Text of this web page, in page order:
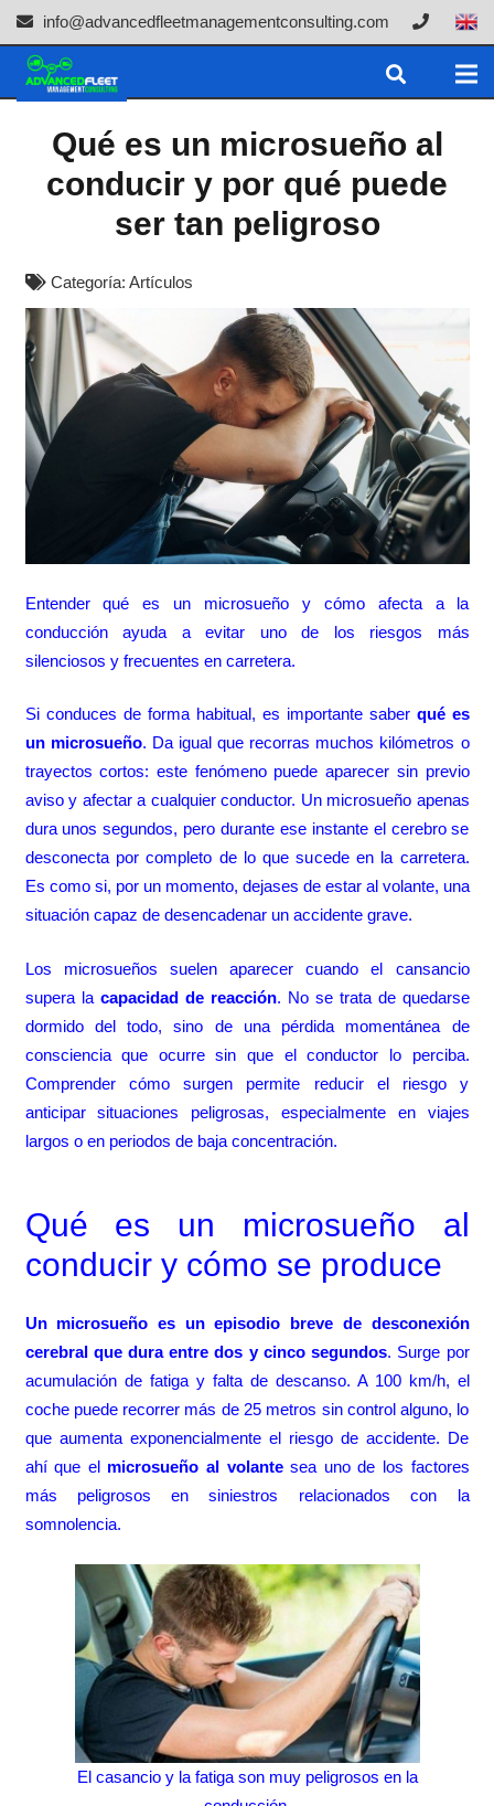
info@advancedfleetmanagementconsulting.com
Qué es un microsueño al
conducir y por qué puede
ser tan peligroso
Categoría: Artículos
Entender qué es un microsueño y cómo afecta a la
conducción ayuda a evitar uno de los riesgos más
silenciosos y frecuentes en carretera.
Si conduces de forma habitual, es importante saber qué es
un microsueño. Da igual que recorras muchos kilómetros o
trayectos cortos: este fenómeno puede aparecer sin previo
aviso y afectar a cualquier conductor. Un microsueño apenas
dura unos segundos, pero durante ese instante el cerebro se
desconecta por completo de lo que sucede en la carretera.
Es como si, por un momento, dejases de estar al volante, una
situación capaz de desencadenar un accidente grave.
Los microsueños suelen aparecer cuando el cansancio
supera la capacidad de reacción. No se trata de quedarse
dormido del todo, sino de una pérdida momentánea de
consciencia que ocurre sin que el conductor lo perciba.
Comprender cómo surgen permite reducir el riesgo y
anticipar situaciones peligrosas, especialmente en viajes
largos o en periodos de baja concentración.
Qué es un microsueño al
conducir y cómo se produce
Un microsueño es un episodio breve de desconexión
cerebral que dura entre dos y cinco segundos. Surge por
acumulación de fatiga y falta de descanso. A 100 km/h, el
coche puede recorrer más de 25 metros sin control alguno, lo
que aumenta exponencialmente el riesgo de accidente. De
ahí que el microsueño al volantesea uno de los factores
más peligrosos en siniestros relacionados con la
somnolencia.
El casancio y la fatiga son muy peligrosos en la